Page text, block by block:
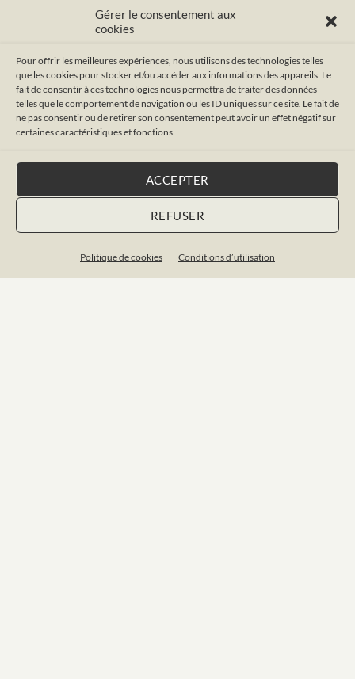
Gérer le consentement aux
cookies
Pour offrir les meilleures expériences, nous utilisons des technologies telles
que les cookies pour stocker et/ou accéder aux informations des appareils. Le
fait de consentir à ces technologies nous permettra de traiter des données
telles que le comportement de navigation ou les ID uniques sur ce site. Le fait de
ne pas consentir ou de retirer son consentement peut avoir un effet négatif sur
certaines caractéristiques et fonctions.
ACCEPTER
REFUSER
Politique de cookies Conditions d’utilisation
VOSAVOCATS.BE
La démarche
Foire aux questions
MENTIONS LÉGALES
Déontologie
Dispositions légales